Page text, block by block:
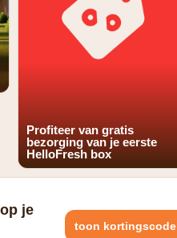
Profiteer van gratis
bezorging van je eerste
HelloFresh box
je
toon kortingscode